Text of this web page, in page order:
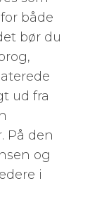
både
bør du
ud fra
På den
og
i